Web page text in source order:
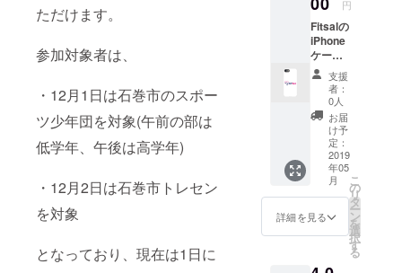
ただけます。
参加対象者は、
・12月1日は石巻市のスポー
ツ少年団を対象(午前の部は
低学年、午後は高学年)
・12月2日は石巻市トレセン
を対象
となっており、現在は1日に
円
Fitsalの
iPhone
ケース
6/6S/7
用。こ
のプロ
ジェク
ト限定
のもの
です。
支援
者：
0人
お届
け予
定：
2019
年05
月
詳細を見る
こ
の
リ
タ
ー
ン
を
選
択
す
る